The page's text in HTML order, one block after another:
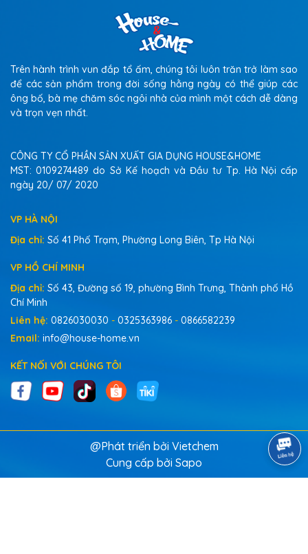
Trên hành trình vun đắp tổ ấm, chúng tôi luôn trăn trở làm sao
để các sản phẩm trong đời sống hằng ngày có thể giúp các
ông bố, bà mẹ chăm sóc ngôi nhà của mình một cách dễ dàng
và trọn vẹn nhất.
CÔNG TY CỔ PHẦN SẢN XUẤT GIA DỤNG HOUSE&HOME
MST: 0109274489 do Sở Kế hoạch và Đầu tư Tp. Hà Nội cấp
ngày 20/ 07/ 2020
VP HÀ NỘI
Địa chỉ: Số 41 Phố Trạm, Phường Long Biên, Tp Hà Nội
VP HỒ CHÍ MINH
Địa chỉ: Số 43, Đường số 19, phường Bình Trưng, Thành phố Hồ
Chí Minh
Liên hệ: 0826030030 - 0325363986 - 0866582239
Email: info@house-home.vn
KẾT NỐI VỚI CHÚNG TÔI
@Phát triển bởi Vietchem
Cung cấp bởi Sapo